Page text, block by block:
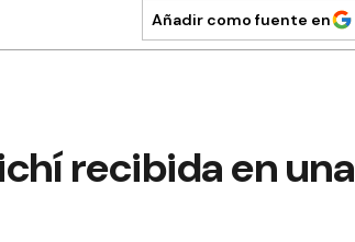
Añadir como fuente en
recibida en una